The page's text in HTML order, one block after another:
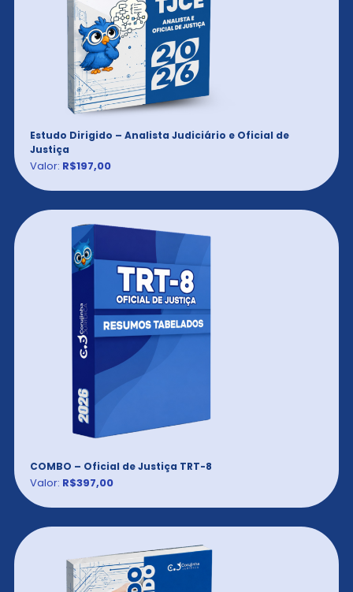
Estudo Dirigido – Analista Judiciário e Oficial de
Justiça
Valor: R$197,00
COMBO – Oficial de Justiça TRT-8
Valor: R$397,00